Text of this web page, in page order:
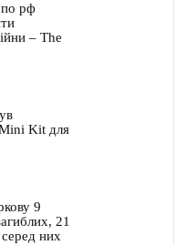
по рф
– The
Kit для
9
21
них